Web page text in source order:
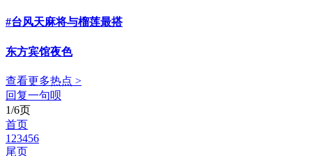
#台风天麻将与榴莲最搭
东方宾馆夜色
查看更多热点 >
回复一句呗
1/6页
首页
1 23456
尾页